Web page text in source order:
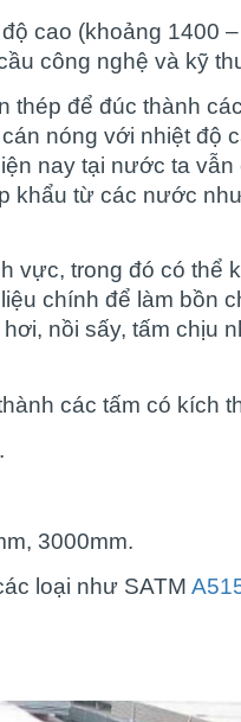
cao (khoảng 1400
công nghệ và kỹ
thép để đúc thành
nóng với nhiệt độ
nay tại nước ta
khẩu từ các nước
vực, trong đó có thể
chính để làm bồn
nồi sấy, tấm chịu
các tấm có kích
3000mm.
loại như SATM